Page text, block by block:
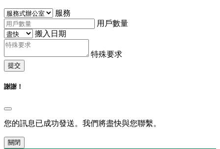
服務
用戶數量
搬入日期
特殊要求
提交
謝謝！
您的訊息已成功發送。我們將盡快與您聯繫。
關閉